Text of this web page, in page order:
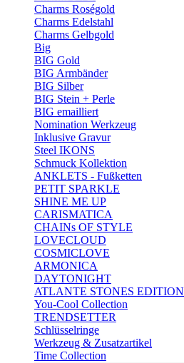
Charms Roségold
Charms Edelstahl
Charms Gelbgold
Big
BIG Gold
BIG Armbänder
BIG Silber
BIG Stein + Perle
BIG emailliert
Nomination Werkzeug
Inklusive Gravur
Steel IKONS
Schmuck Kollektion
ANKLETS - Fußketten
PETIT SPARKLE
SHINE ME UP
CARISMATICA
CHAINs OF STYLE
LOVECLOUD
COSMICLOVE
ARMONICA
DAYTONIGHT
ATLANTE STONES EDITION
You-Cool Collection
TRENDSETTER
Schlüsselringe
Werkzeug & Zusatzartikel
Time Collection